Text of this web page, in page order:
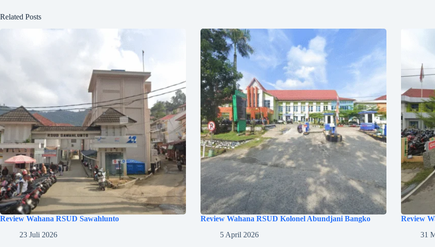
Related Posts
Review Wahana RSUD Sawahlunto
23 Juli 2026
Review Wahana RSUD Kolonel Abundjani Bangko
5 April 2026
Review
31